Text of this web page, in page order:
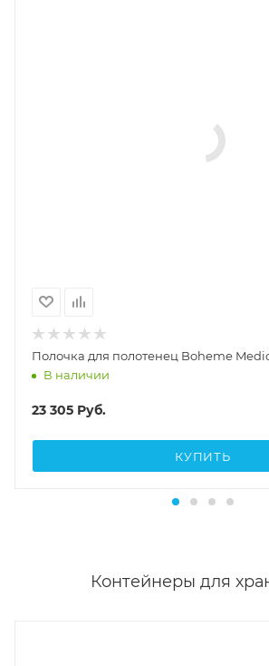
Полочка для полотенец Boheme
В наличии
23 305 Руб.
КУПИТЬ
Контейнеры для